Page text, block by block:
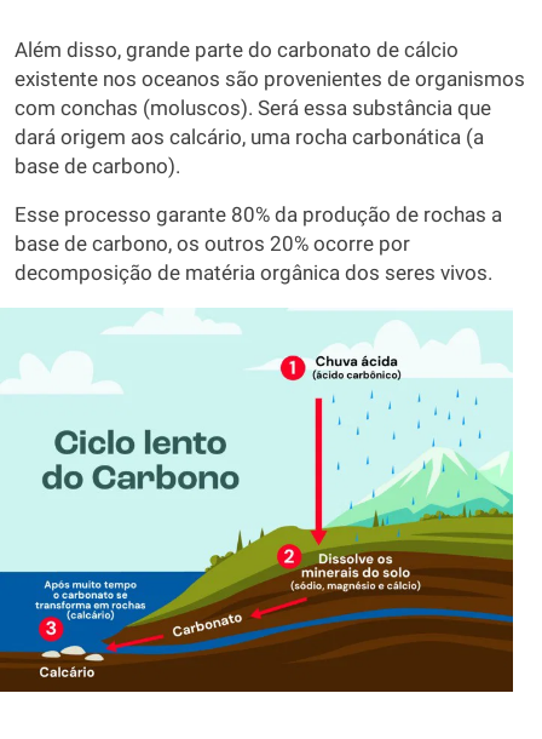
Além disso, grande parte do carbonato de cálcio
existente nos oceanos são provenientes de organismos
com conchas (moluscos). Será essa substância que
dará origem aos calcário, uma rocha carbonática (a
base de carbono).
Esse processo garante 80% da produção de rochas a
base de carbono, os outros 20% ocorre por
decomposição de matéria orgânica dos seres vivos.